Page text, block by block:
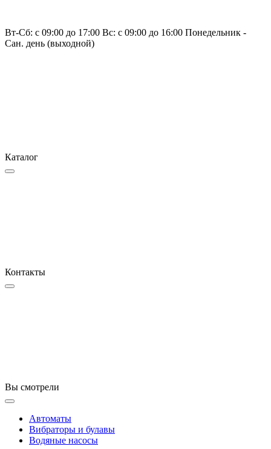
Вт-Сб: с 09:00 до 17:00 Вс: с 09:00 до 16:00 Понедельник -
Сан. день (выходной)
Каталог
Контакты
Вы смотрели
Автоматы
Вибраторы и булавы
Водяные насосы